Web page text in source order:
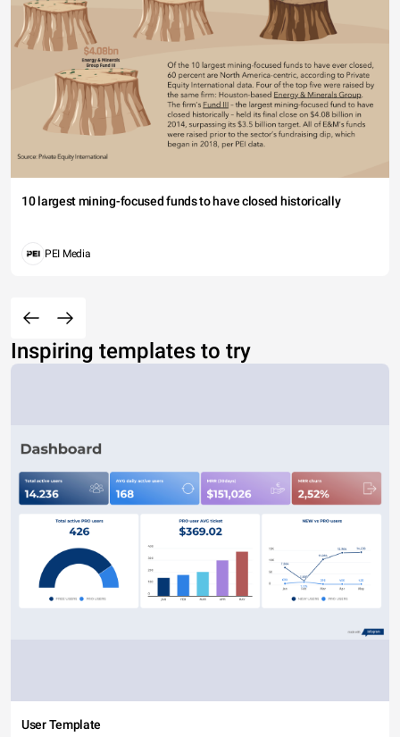
10 largest mining-focused funds to have closed historically
PEI Media
Inspiring templates to try
User Template